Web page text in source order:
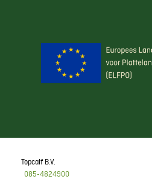
Topcalf B.V.
085-4824900